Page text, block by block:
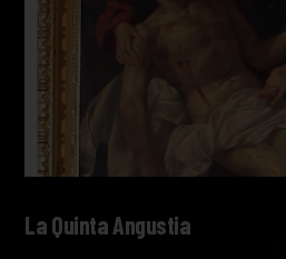
La Quinta Angustia